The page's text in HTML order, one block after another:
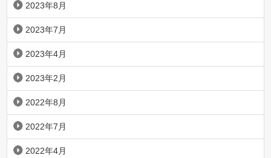
2023年8月
2023年7月
2023年4月
2023年2月
2022年8月
2022年7月
2022年4月